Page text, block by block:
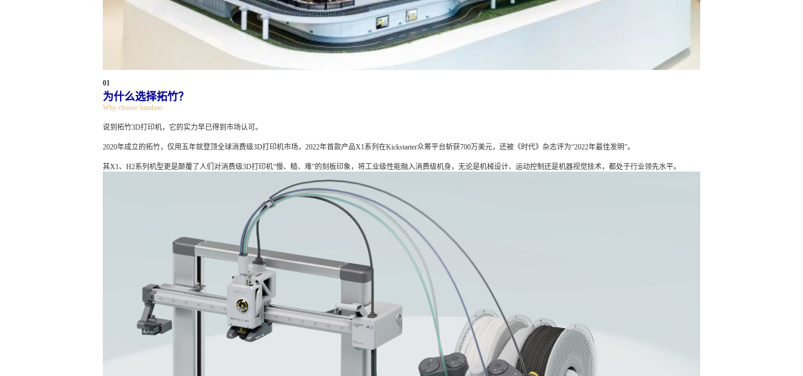
01
为什么选择拓竹？
Why choose bamboo
说到拓竹3D打印机，它的实力早已得到市场认可。
2020年成立的拓竹，仅用五年就登顶全球消费级3D打印机市场，2022年首款产品X1系列在Kickstarter众筹平台斩获700万美元，还被《时代》杂志评为“2022年最佳发明”。
其X1、H2系列机型更是颠覆了人们对消费级3D打印机“慢、糙、难”的刻板印象，将工业级性能融入消费级机身，无论是机械设计、运动控制还是机器视觉技术，都处于行业领先水平。